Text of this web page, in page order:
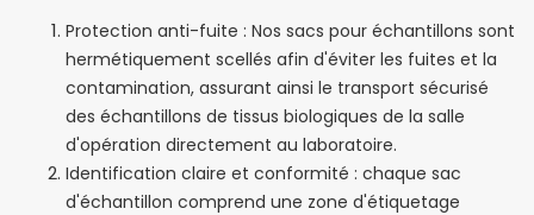
Protection anti-fuite : Nos sacs pour échantillons sont
hermétiquement scellés afin d'éviter les fuites et la
contamination, assurant ainsi le transport sécurisé
des échantillons de tissus biologiques de la salle
d'opération directement au laboratoire.
Identification claire et conformité : chaque sac
d'échantillon comprend une zone d'étiquetage